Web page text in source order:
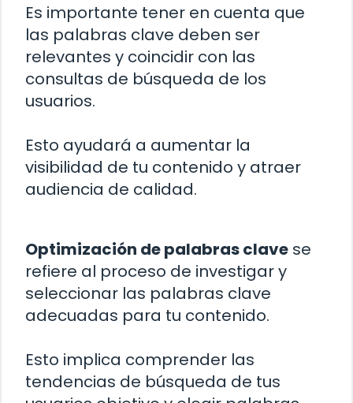
Es importante tener en cuenta que
las palabras clave deben ser
relevantes y coincidir con las
consultas de búsqueda de los
usuarios.
Esto ayudará a aumentar la
visibilidad de tu contenido y atraer
audiencia de calidad.
Optimización de palabras clave se
refiere al proceso de investigar y
seleccionar las palabras clave
adecuadas para tu contenido.
Esto implica comprender las
tendencias de búsqueda de tus